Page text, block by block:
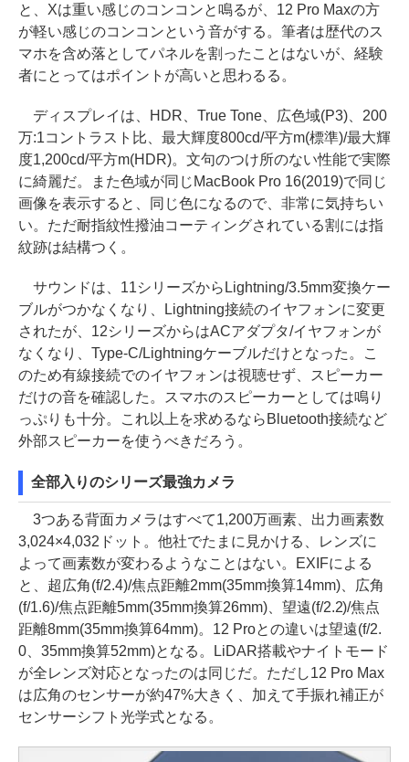
と、Xは重い感じのコンコンと鳴るが、12 Pro Maxの方
が軽い感じのコンコンという音がする。筆者は歴代のス
マホを含め落としてパネルを割ったことはないが、経験
者にとってはポイントが高いと思わるる。
ディスプレイは、HDR、True Tone、広色域(P3)、200
万:1コントラスト比、最大輝度800cd/平方m(標準)/最大輝
度1,200cd/平方m(HDR)。文句のつけ所のない性能で実際
に綺麗だ。また色域が同じMacBook Pro 16(2019)で同じ
画像を表示すると、同じ色になるので、非常に気持ちい
い。ただ耐指紋性撥油コーティングされている割には指
紋跡は結構つく。
サウンドは、11シリーズからLightning/3.5mm変換ケー
ブルがつかなくなり、Lightning接続のイヤフォンに変更
されたが、12シリーズからはACアダプタ/イヤフォンが
なくなり、Type-C/Lightningケーブルだけとなった。こ
のため有線接続でのイヤフォンは視聴せず、スピーカー
だけの音を確認した。スマホのスピーカーとしては鳴り
っぷりも十分。これ以上を求めるならBluetooth接続など
外部スピーカーを使うべきだろう。
全部入りのシリーズ最強カメラ
3つある背面カメラはすべて1,200万画素、出力画素数
3,024×4,032ドット。他社でたまに見かける、レンズに
よって画素数が変わるようなことはない。EXIFによる
と、超広角(f/2.4)/焦点距離2mm(35mm換算14mm)、広角
(f/1.6)/焦点距離5mm(35mm換算26mm)、望遠(f/2.2)/焦点
距離8mm(35mm換算64mm)。12 Proとの違いは望遠(f/2.
0、35mm換算52mm)となる。LiDAR搭載やナイトモード
が全レンズ対応となったのは同じだ。ただし12 Pro Max
は広角のセンサーが約47%大きく、加えて手振れ補正が
センサーシフト光学式となる。